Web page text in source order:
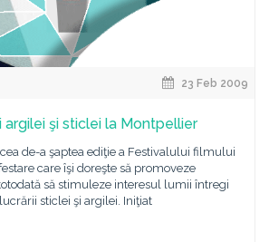
23 Feb 2009
argilei şi sticlei la Montpellier
de-a şaptea ediţie a Festivalului filmului
care îşi doreşte să promoveze
să stimuleze interesul lumii întregi
sticlei şi argilei. Iniţiat